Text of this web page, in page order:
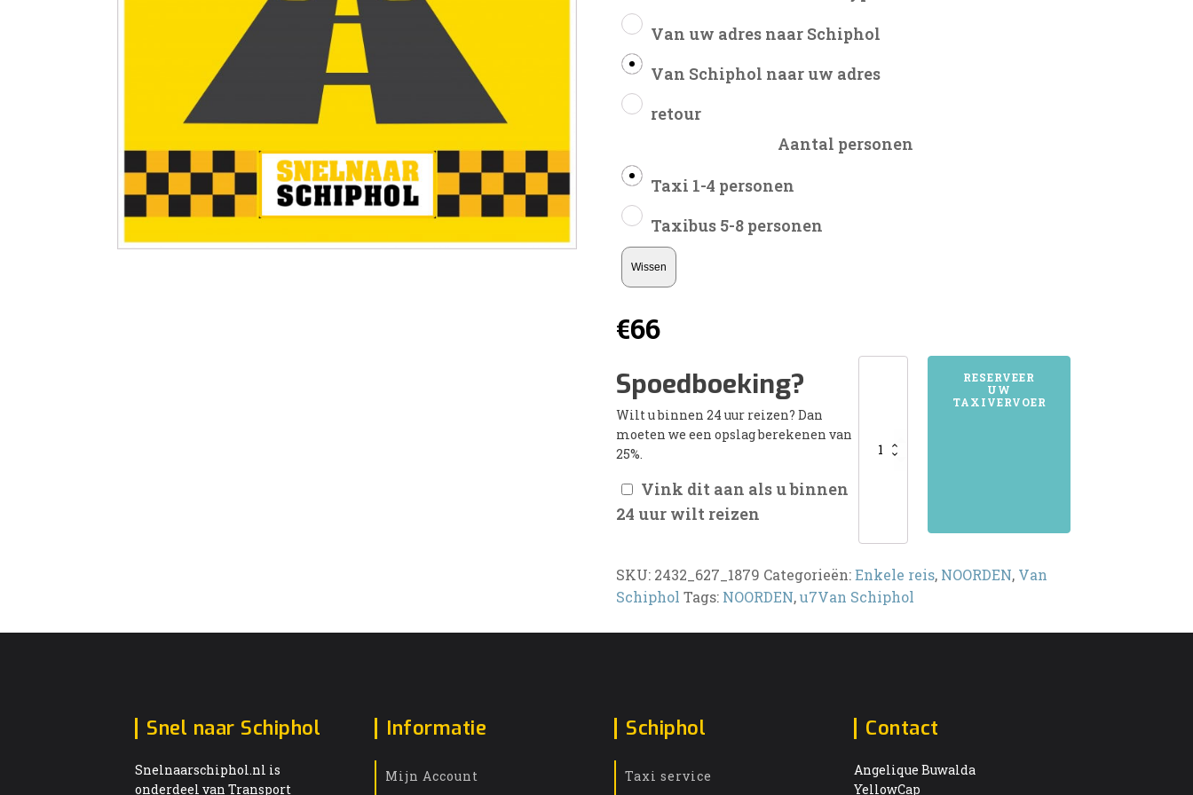
Van uw adres naar Schiphol
Van Schiphol naar uw adres
retour
Aantal personen
Taxi 1-4 personen
Taxibus 5-8 personen
Wissen
€66
Spoedboeking?
Wilt u binnen 24 uur reizen? Dan
moeten we een opslag berekenen van
25%.
Vink dit aan als u binnen
24 uur wilt reizen
2432NOORDENRESERVEER
UW
TAXIVERVOER
SKU: 2432_627_1879 Categorieën:Enkele reis, NOORDEN, Van
Schiphol Tags: NOORDEN,u7Van Schiphol
Snel naar Schiphol
Snelnaarschiphol.nl is
onderdeel van Transport
Informatie
Mijn Account
Schiphol
Taxi service
Contact
Angelique Buwalda
YellowCap